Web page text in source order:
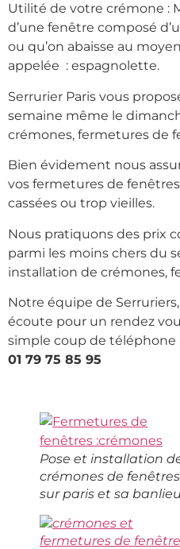
Utilité de votre crémone :
d’une fenêtre composé
ou qu’on abaisse au
appelée : espagnolette.
Serrurier Paris vous
semaine même le
crémones, fermetures de
Bien évidement nous
vos fermetures de
cassées ou trop vieilles.
Nous pratiquons des prix
parmi les moins chers du
installation de crémones,
Notre équipe de
écoute pour un rendez
simple coup de téléphone
01 79 75 85 95
Pose et installation
crémones de fenêtres
sur paris et sa